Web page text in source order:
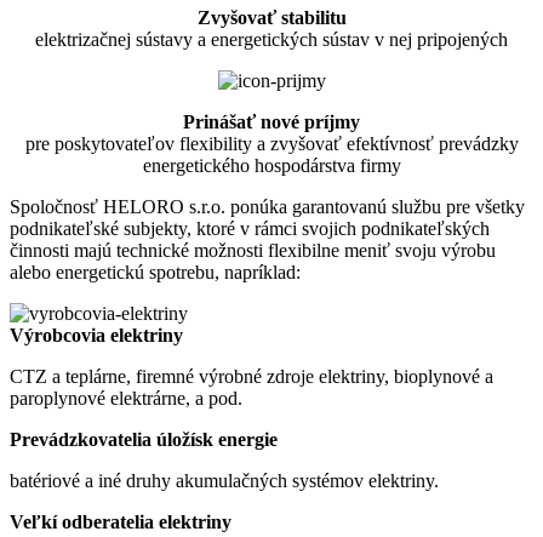
Zvyšovať stabilitu
elektrizačnej sústavy a energetických sústav v nej pripojených
Prinášať nové príjmy
pre poskytovateľov flexibility a zvyšovať efektívnosť prevádzky
energetického hospodárstva firmy
Spoločnosť HELORO s.r.o. ponúka garantovanú službu pre všetky
podnikateľské subjekty, ktoré v rámci svojich podnikateľských
činnosti majú technické možnosti flexibilne meniť svoju výrobu
alebo energetickú spotrebu, napríklad:
Výrobcovia elektriny
CTZ a teplárne, firemné výrobné zdroje elektriny, bioplynové a
paroplynové elektrárne, a pod.
Prevádzkovatelia úložísk energie
batériové a iné druhy akumulačných systémov elektriny.
Veľkí odberatelia elektriny